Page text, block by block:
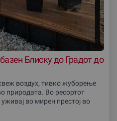
Блиску до Градот до
воздух, тивко жуборење
природата. Во ресортот
во мирен престој во